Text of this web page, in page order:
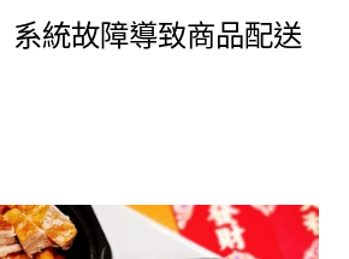
系統故障導致商品配送